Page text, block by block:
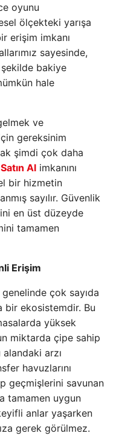
oyunu
ölçekteki yarışa
erişim imkanı
sayesinde,
bakiye
hale
ve
gereksinim
şimdi çok daha
Al imkanını
bir hizmetin
sayılır. Güvenlik
en üst düzeyde
tamamen
Erişim
çok sayıda
bir ekosistemdir. Bu
yüksek
miktarda çipe sahip
arzı
havuzlarını
geçmişlerini savunan
tamamen uygun
anlar yaşarken
gerek görülmez.